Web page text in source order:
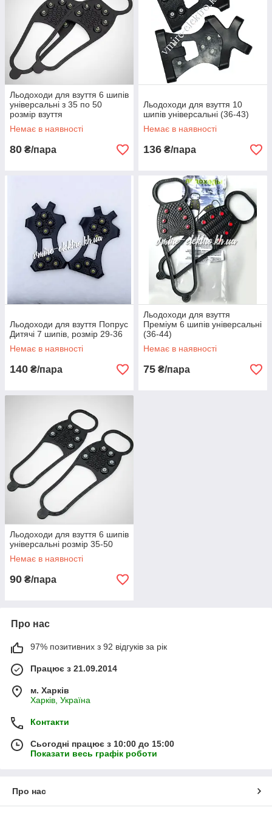
своє
замовлення.
подивитися
асортимент >
2
найнижча
серед інших
пропозицій.
Швидка обробка
і відправка
все що надійшли
обробляємо
замовлення й
протязі 1-2
нас – означає
отримати
якісний продукт
за приємно
низькою ціною.
7
Для
заощадження
вашого часу ми
зробили для
кожного товару
ясна і повний
опис.
здійснення
замовлення не
збільшуємо
ціну. Ми ніколи
своїх клієнтів.
Чесна робота
8
Інтернет-
магазин «В Світі
Електро» часто
радує своїх
клієнтів акціями
Таким чином ви
заощадите не
тільки час, але і
Правильний вибір якісної продукції!
З нашими ледоходами, зручно, комфортно і
Купити льодоходи
Льодоходи для взуття 6 шипів
універсальні з 35 по 50
розмір взуття
Немає в наявності
80 ₴/пара
Льодоходи для взуття 10
шипів універсальні (36-43)
Немає в наявності
136 ₴/пара
Льодоходи для взуття Попрус
Дитячі 7 шипів, розмір 29-36
Немає в наявності
140 ₴/пара
Льодоходи для взуття
Преміум 6 шипів універсальні
(36-44)
Немає в наявності
75 ₴/пара
Льодоходи для взуття 6 шипів
універсальні розмір 35-50
Немає в наявності
90 ₴/пара
Про нас
97% позитивних з 92 відгуків за рік
Працює з 21.09.2014
м. Харків
Харків, Україна
Контакти
Сьогодні працює з 10:00 до 15:00
Показати весь графік роботи
Про нас